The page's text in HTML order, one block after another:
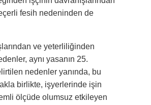
fesih nedeninden de
ve yeterliliğinden
aynı yasanın 25.
nedenler yanında, bu
birlikte, işyerlerinde işin
ölçüde olumsuz etkileyen